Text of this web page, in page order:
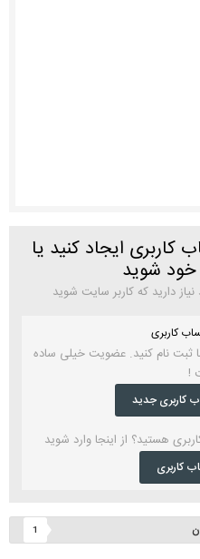
ایجاد کنید یا
شوید
نیاز دارید که کاربر سایت شوید
کاربری
ثبت نام کنید. عضویت خیلی ساده
!
کاربری جدید
هستید؟ از اینجا وارد شوید
کاربری
1